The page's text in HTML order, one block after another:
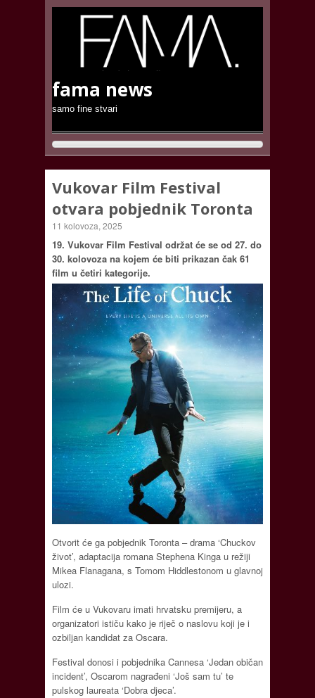
fama news
samo fine stvari
Vukovar Film Festival
otvara pobjednik Toronta
11 kolovoza, 2025
19. Vukovar Film Festival održat će se od 27. do
30. kolovoza na kojem će biti prikazan čak 61
film u četiri kategorije.
Otvorit će ga pobjednik Toronta – drama ‘Chuckov
život’, adaptacija romana Stephena Kinga u režiji
Mikea Flanagana, s Tomom Hiddlestonom u glavnoj
ulozi.
Film će u Vukovaru imati hrvatsku premijeru, a
organizatori ističu kako je riječ o naslovu koji je i
ozbiljan kandidat za Oscara.
Festival donosi i pobjednika Cannesa ‘Jedan običan
incident’, Oscarom nagrađeni ‘Još sam tu’ te
pulskog laureata ‘Dobra djeca’.